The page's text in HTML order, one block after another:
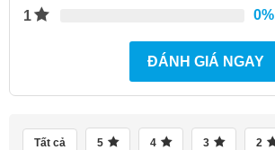
1
0%
ĐÁNH GIÁ NGAY
Tất cả 5 4 3 2